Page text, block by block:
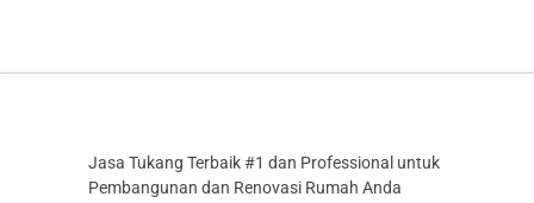
Jasa Tukang Terbaik #1 dan Professional untuk
Pembangunan dan Renovasi Rumah Anda